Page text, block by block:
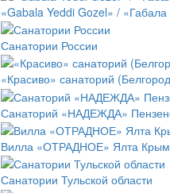
«Gabala Yeddi Gozel» /
Санатории России
«Красиво» санаторий
Санаторий «НАДЕЖДА»
Вилла «ОТРАДНОЕ» Ялта Крым
Санатории Тульской области